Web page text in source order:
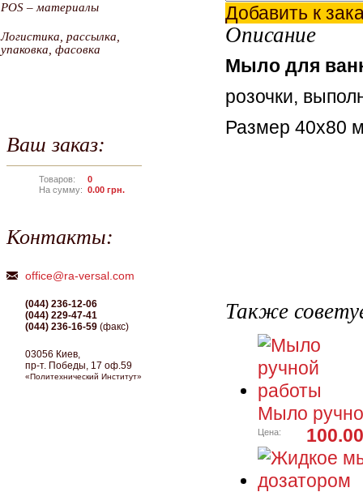
POS – материалы
Логистика, рассылка,
упаковка, фасовка
Ваш заказ:
Товаров:
На сумму:
0
0.00 грн.
Контакты:
office@ra-versal.com
(044) 236-12-06
(044) 229-47-41
(044) 236-16-59 (факс)
03056 Киев,
пр-т. Победы, 17 оф.59
«Политехнический Институт»
Добавить к
Описание
Мыло для
розочки,
Размер 40х80
Также
Мыло
Цена: